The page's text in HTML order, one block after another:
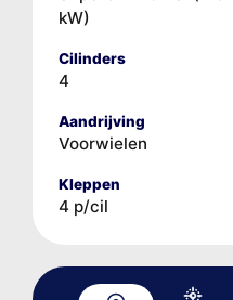
kW)
Cilinders
4
Aandrijving
Voorwielen
Kleppen
4 p/cil